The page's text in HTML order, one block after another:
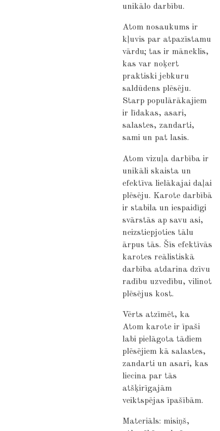
unikālo darbību.
Atom nosaukums ir
kļuvis par atpazīstamu
vārdu; tas ir māneklis,
kas var noķert
praktiski jebkuru
saldūdens plēsēju.
Starp populārākajiem
ir līdakas, asari,
salastes, zandarti,
sami un pat lasis.
Atom vizuļa darbība ir
unikāli skaista un
efektīva lielākajai daļai
plēsēju. Karote darbībā
ir stabila un iespaidīgi
svārstās ap savu asi,
neizstiepjoties tālu
ārpus tās. Šīs efektīvās
karotes reālistiskā
darbība atdarina dzīvu
radību uzvedību, vilinot
plēsējus kost.
Vērts atzīmēt, ka
Atom karote ir īpaši
labi pielāgota tādiem
plēsējiem kā salastes,
zandarti un asari, kas
liecina par tās
atšķirīgajām
veiktspējas īpašībām.
Materiāls: misiņš,